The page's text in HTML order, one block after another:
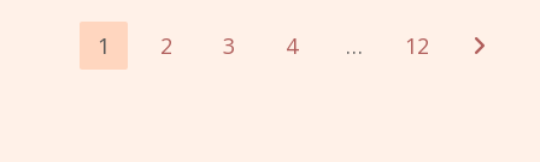
1 2 3 4 … 12